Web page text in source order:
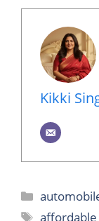
Kikki
Categories
Tags